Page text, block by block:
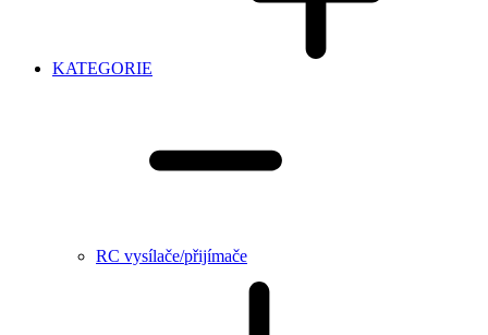
KATEGORIE
RC vysílače/přijímače